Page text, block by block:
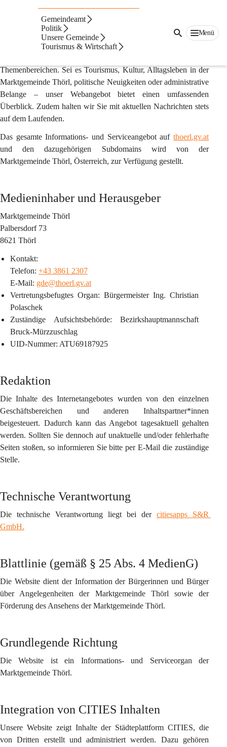
Gemeindeamt
Politik
Unsere Gemeinde
Tourismus & Wirtschaft
Menü
Impressum & Offenlegung gemäß §25 des
Mediengesetzes
ist die offizielle Online-Plattform der Marktgemeinde
Thörl. Hier und auf zugehörigen Subdomains finden Sie eine
Themenbereichen. Sei es Tourismus, Kultur, Alltagsleben in der
Marktgemeinde Thörl, politische Neuigkeiten oder administrative
Belange – unser Webangebot bietet einen umfassenden
Überblick. Zudem halten wir Sie mit aktuellen Nachrichten stets
auf dem Laufenden.
Das gesamte Informations- und Serviceangebot auf thoerl.gv.at
und den dazugehörigen Subdomains wird von der
Marktgemeinde Thörl, Österreich, zur Verfügung gestellt.
Medieninhaber und Herausgeber
Marktgemeinde Thörl
Palbersdorf 73
8621 Thörl
Kontakt:
Telefon: +43 3861 2307
E-Mail: gde@thoerl.gv.at
Vertretungsbefugtes Organ: Bürgermeister Ing. Christian
Polaschek
Zuständige Aufsichtsbehörde: Bezirkshauptmannschaft
Bruck-Mürzzuschlag
UID-Nummer: ATU69187925
Redaktion
Die Inhalte des Internetangebotes wurden von den einzelnen
Geschäftsbereichen und anderen Inhaltspartner*innen
beigesteuert. Dadurch kann das Angebot tagesaktuell gehalten
werden. Sollten Sie dennoch auf unaktuelle und/oder fehlerhafte
Seiten stoßen, so informieren Sie bitte per E-Mail die zuständige
Stelle.
Technische Verantwortung
Die technische Verantwortung liegt bei der citiesapps S&R
GmbH.
Blattlinie (gemäß § 25 Abs. 4 MedienG)
Die Website dient der Information der Bürgerinnen und Bürger
über Angelegenheiten der Marktgemeinde Thörl sowie der
Förderung des Ansehens der Marktgemeinde Thörl.
Grundlegende Richtung
Die Website ist ein Informations- und Serviceorgan der
Marktgemeinde Thörl.
Integration von CITIES Inhalten
Unsere Website zeigt Inhalte der Städteplattform CITIES, die
von Dritten erstellt und administriert werden. Dazu gehören